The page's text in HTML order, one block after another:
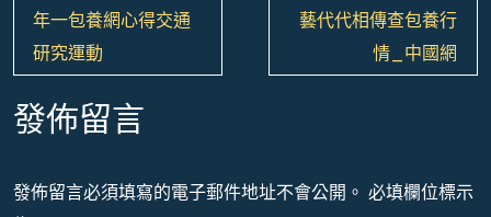
導
覽
年一包養網心得交通
研究運動
藝代代相傳查包養行
情_中國網
發佈留言
發佈留言必須填寫的電子郵件地址不會公開。 必填欄位標示